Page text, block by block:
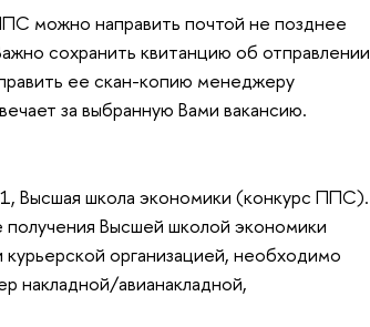
можно направить почтой не позднее
сохранить квитанцию об отправлении
ее скан-копию менеджеру
за выбранную Вами вакансию.
Высшая школа экономики (конкурс ППС).
Высшей школой экономики
курьерской организацией, необходимо
накладной/авианакладной,